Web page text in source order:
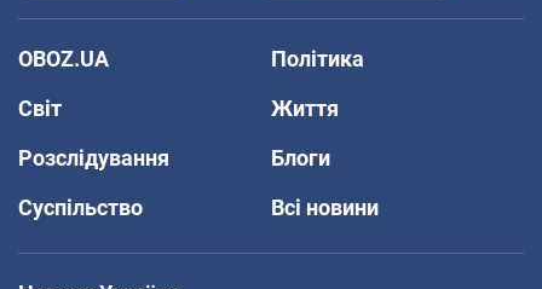
OBOZ.UA
Політика
Світ
Життя
Розслідування
Блоги
Суспільство
Всі новини